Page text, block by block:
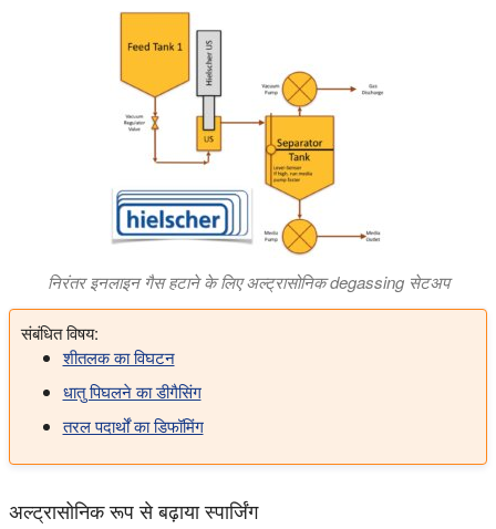
निरंतर इनलाइन गैस हटाने के लिए अल्ट्रासोनिक degassing सेटअप
संबंधित विषय:
शीतलक का विघटन
धातु पिघलने का डीगैसिंग
तरल पदार्थों का डिफॉमिंग
अल्ट्रासोनिक रूप से बढ़ाया स्पार्जिंग